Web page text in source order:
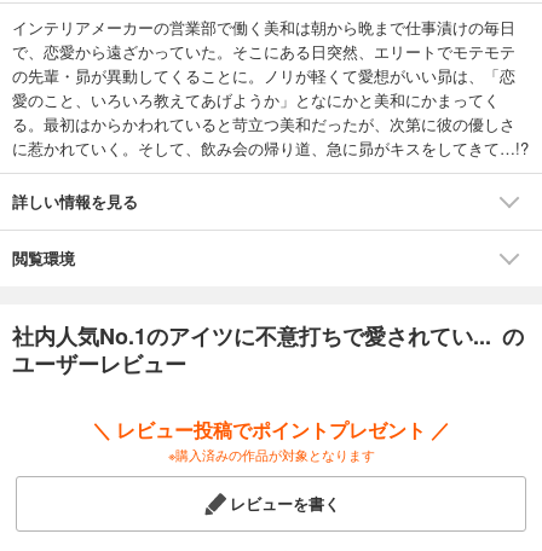
インテリアメーカーの営業部で働く美和は朝から晩まで仕事漬けの毎日
で、恋愛から遠ざかっていた。そこにある日突然、エリートでモテモテ
の先輩・昴が異動してくることに。ノリが軽くて愛想がいい昴は、「恋
愛のこと、いろいろ教えてあげようか」となにかと美和にかまってく
る。最初はからかわれていると苛立つ美和だったが、次第に彼の優しさ
に惹かれていく。そして、飲み会の帰り道、急に昴がキスをしてきて…!?
詳しい情報を見る
閲覧環境
社内人気No.1のアイツに不意打ちで愛されてい... の
ユーザーレビュー
＼ レビュー投稿でポイントプレゼント ／
※購入済みの作品が対象となります
レビューを書く